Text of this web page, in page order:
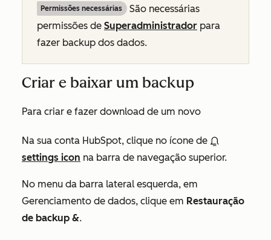
Permissões necessárias
São necessárias
permissões de Superadministrador para
fazer backup dos dados.
Criar e baixar um backup
Para criar e fazer download de um novo
Na sua conta HubSpot, clique no ícone de
settings icon na barra de navegação superior.
No menu da barra lateral esquerda, em
Gerenciamento de dados, clique em Restauração
de backup &.